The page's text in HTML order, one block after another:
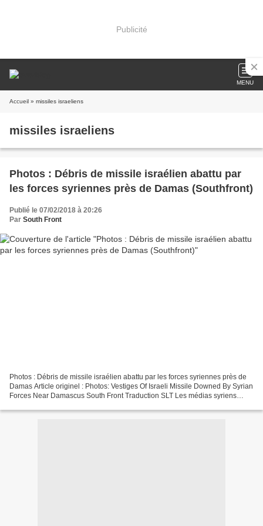
Publicité
MENU
Accueil » missiles israeliens
missiles israeliens
Photos : Débris de missile israélien abattu par
les forces syriennes près de Damas (Southfront)
Publié le 07/02/2018 à 20:26
Par South Front
Photos : Débris de missile israélien abattu par les forces syriennes près de
Damas Article originel : Photos: Vestiges Of Israeli Missile Downed By Syrian
Forces Near Damascus South Front Traduction SLT Les médias syriens